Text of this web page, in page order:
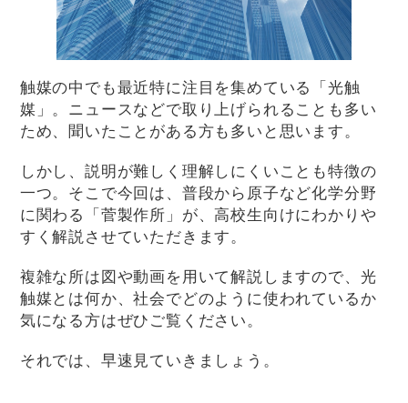
触媒の中でも最近特に注目を集めている「光触
媒」。ニュースなどで取り上げられることも多い
ため、聞いたことがある方も多いと思います。
しかし、説明が難しく理解しにくいことも特徴の
一つ。そこで今回は、普段から原子など化学分野
に関わる「菅製作所」が、高校生向けにわかりや
すく解説させていただきます。
複雑な所は図や動画を用いて解説しますので、光
触媒とは何か、社会でどのように使われているか
気になる方はぜひご覧ください。
それでは、早速見ていきましょう。